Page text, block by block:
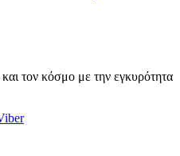
τον κόσμο με την εγκυρότητα